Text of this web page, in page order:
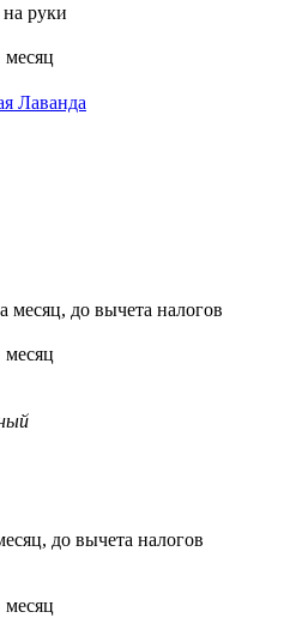
на руки
Лаванда
месяц, до вычета налогов
до вычета налогов